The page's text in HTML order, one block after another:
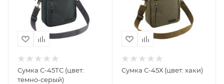
Сумка С-45ТС (цвет:
темно-серый)
Сумка С-45Х (цвет: хаки)